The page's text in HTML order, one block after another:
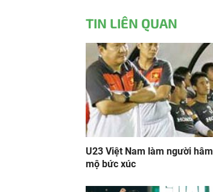
TIN LIÊN QUAN
U23 Việt Nam làm người hâm
mộ bức xúc